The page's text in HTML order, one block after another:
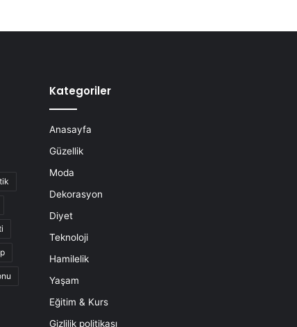
Kategoriler
Anasayfa
Güzellik
Moda
Dekorasyon
Diyet
Teknoloji
Hamilelik
Yaşam
Eğitim & Kurs
Gizlilik politikası